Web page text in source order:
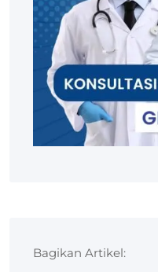
Bagikan Artikel: